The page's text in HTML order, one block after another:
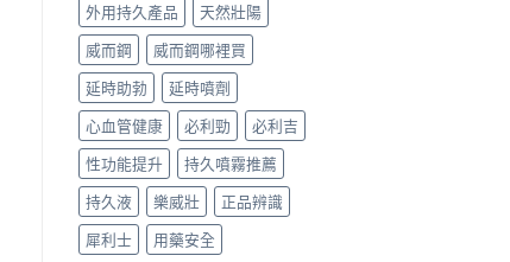
外用持久產品
天然壯陽
威而鋼
威而鋼哪裡買
延時助勃
延時噴劑
心血管健康
必利勁
必利吉
性功能提升
持久噴霧推薦
持久液
樂威壯
正品辨識
犀利士
用藥安全